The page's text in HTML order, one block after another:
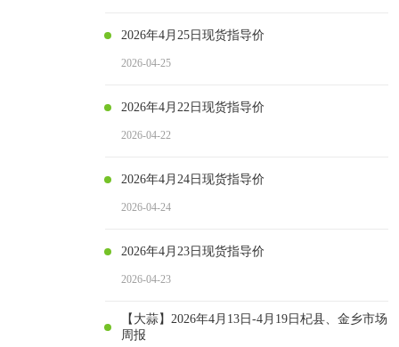
2026年4月25日现货指导价
2026-04-25
2026年4月22日现货指导价
2026-04-22
2026年4月24日现货指导价
2026-04-24
2026年4月23日现货指导价
2026-04-23
【大蒜】2026年4月13日-4月19日杞县、金乡市场
周报